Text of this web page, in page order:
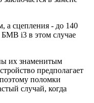
а сцепления - до 140
БМВ i3 в этом случае
их знаменитым
предполагает
поломки
случай, когда